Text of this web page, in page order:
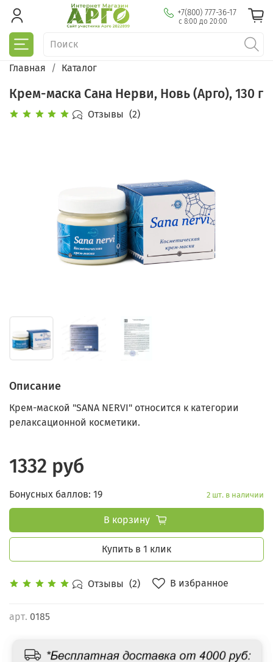
+7(800) 777-36-17
с 8:00 до 20:00
Главная Каталог
Крем-маска Сана Нерви, Новь (Арго), 130 г
Отзывы (2)
Отзывы (2) В избранное
арт. 0185
Описание
Крем-маской "SANA NERVI" относится к категории
релаксационной косметики.
1332 руб
Бонусных баллов: 19 2 шт. в наличии
В корзину
Купить в 1 клик